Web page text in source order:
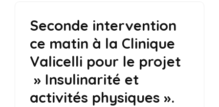
Seconde intervention
ce matin à la Clinique
Valicelli pour le projet
» Insulinarité et
activités physiques ».